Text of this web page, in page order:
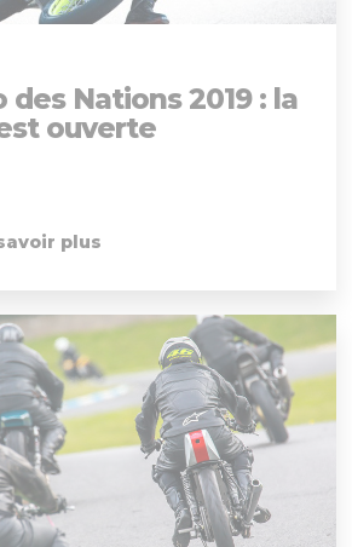
des Nations 2019 : la
ouverte
plus